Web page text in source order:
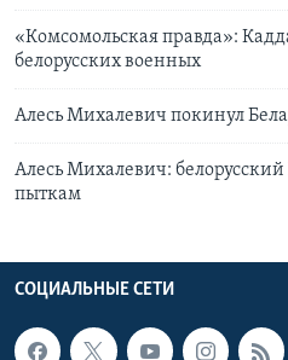
«Комсомольская правда»:
белорусских военных
Алесь Михалевич покинул
Алесь Михалевич:
пыткам
СОЦИАЛЬНЫЕ СЕТИ